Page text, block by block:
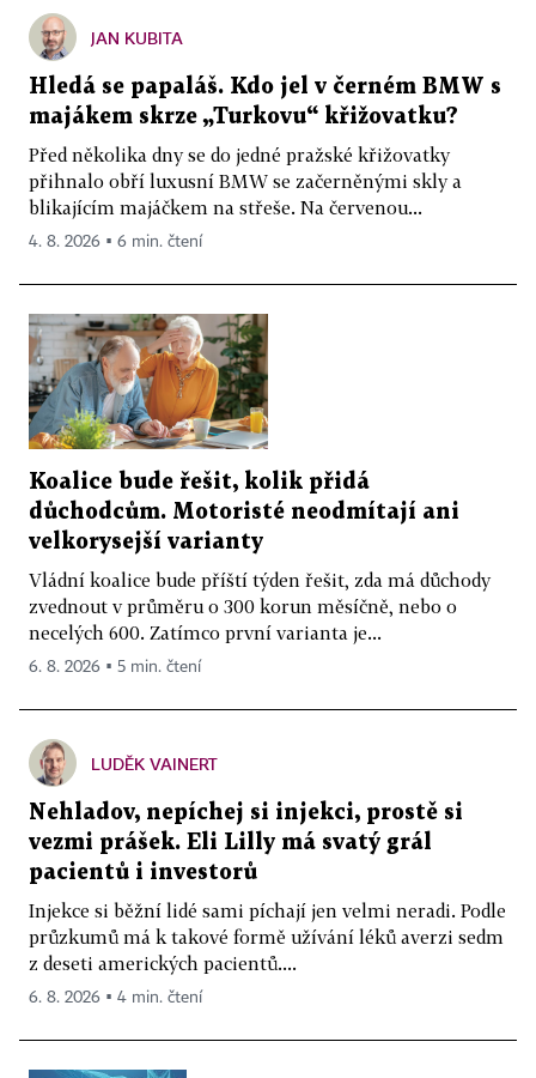
JAN KUBITA
Hledá se papaláš. Kdo jel v černém BMW s
majákem skrze „Turkovu“ křižovatku?
Před několika dny se do jedné pražské křižovatky
přihnalo obří luxusní BMW se začerněnými skly a
blikajícím majáčkem na střeše. Na červenou...
4. 8. 2026 ▪ 6 min. čtení
Koalice bude řešit, kolik přidá
důchodcům. Motoristé neodmítají ani
velkorysejší varianty
Vládní koalice bude příští týden řešit, zda má důchody
zvednout v průměru o 300 korun měsíčně, nebo o
necelých 600. Zatímco první varianta je...
6. 8. 2026 ▪ 5 min. čtení
LUDĚK VAINERT
Nehladov, nepíchej si injekci, prostě si
vezmi prášek. Eli Lilly má svatý grál
pacientů i investorů
Injekce si běžní lidé sami píchají jen velmi neradi. Podle
průzkumů má k takové formě užívání léků averzi sedm
z deseti amerických pacientů....
6. 8. 2026 ▪ 4 min. čtení